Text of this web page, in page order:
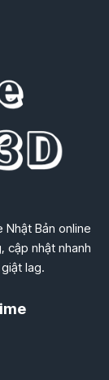
Bản online
cập nhật nhanh
lag.